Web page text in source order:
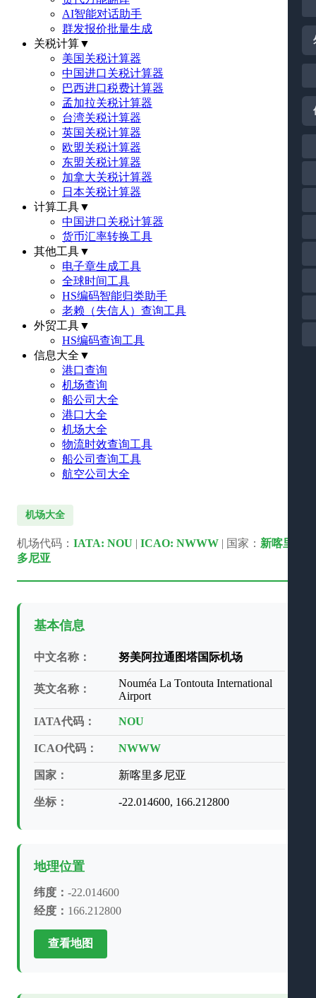
AI智能对话助手
群发报价批量生成
关税计算▼
美国关税计算器
中国进口关税计算器
巴西进口税费计算器
孟加拉关税计算器
台湾关税计算器
英国关税计算器
欧盟关税计算器
东盟关税计算器
加拿大关税计算器
日本关税计算器
计算工具▼
中国进口关税计算器
货币汇率转换工具
其他工具▼
电子章生成工具
全球时间工具
HS编码智能归类助手
老赖（失信人）查询工具
外贸工具▼
HS编码查询工具
信息大全 ▼
港口查询
机场查询
船公司大全
港口大全
机场大全
物流时效查询工具
船公司查询工具
航空公司大全
机场大全
机场代码： IATA: NOU | ICAO: NWWW | 国家： 新喀里
多尼亚
基本信息
中文名称： 努美阿拉通图塔国际机场
英文名称：
Nouméa La Tontouta International
Airport
IATA代码： NOU
ICAO代码： NWWW
国家： 新喀里多尼亚
坐标： -22.014600, 166.212800
地理位置
纬度： -22.014600
经度： 166.212800
查看地图